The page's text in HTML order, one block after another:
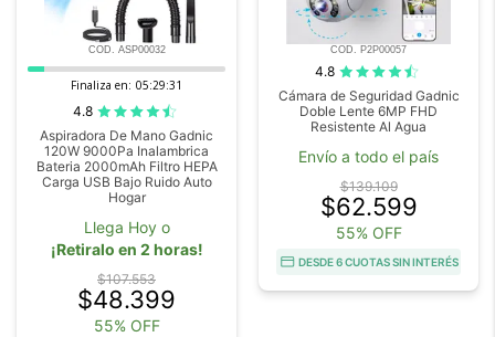
COD. ASP00032
Finaliza en: 05:29:29
4.8
Aspiradora De Mano Gadnic
120W 9000Pa Inalambrica
Bateria 2000mAh Filtro HEPA
Carga USB Bajo Ruido Auto
Hogar
Llega Hoy o
¡Retiralo en 2 horas!
$107.553
$48.399
55% OFF
COD. P2P00057
4.8
Cámara de Seguridad Gadnic
Doble Lente 6MP FHD
Resistente Al Agua
Envío a todo el país
$139.109
$62.599
55% OFF
DESDE 6 CUOTAS SIN INTERÉS